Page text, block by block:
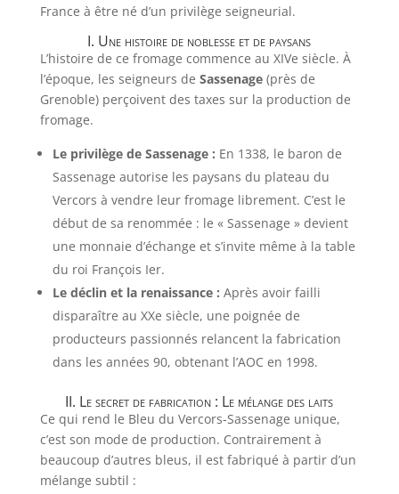
France à être né d’un privilège seigneurial.
I. Une histoire de noblesse et de paysans
L’histoire de ce fromage commence au XIVe siècle. À
l’époque, les seigneurs de Sassenage(près de
Grenoble) perçoivent des taxes sur la production de
fromage.
Le privilège de Sassenage : En 1338, le baron de
Sassenage autorise les paysans du plateau du
Vercors à vendre leur fromage librement. C’est le
début de sa renommée : le « Sassenage » devient
une monnaie d’échange et s’invite même à la table
du roi François Ier.
Le déclin et la renaissance : Après avoir failli
disparaître au XXe siècle, une poignée de
producteurs passionnés relancent la fabrication
dans les années 90, obtenant l’AOC en 1998.
II. Le secret de fabrication : Le mélange des laits
Ce qui rend le Bleu du Vercors-Sassenage unique,
c’est son mode de production. Contrairement à
beaucoup d’autres bleus, il est fabriqué à partir d’un
mélange subtil :